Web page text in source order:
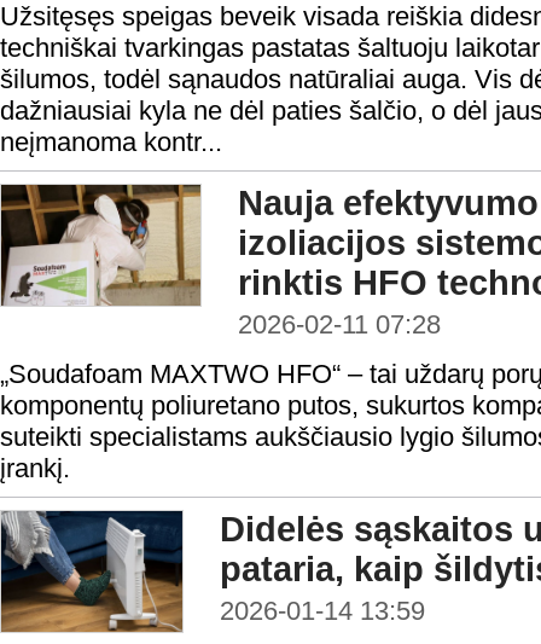
Užsitęsęs speigas beveik visada reiškia
techniškai tvarkingas pastatas šaltuoju
šilumos, todėl sąnaudos natūraliai auga. Vis
dažniausiai kyla ne dėl paties šalčio, o dėl
neįmanoma kontr...
Nauja
izoliacijos
rinktis HFO
2026-02-11 07:28
„Soudafoam MAXTWO HFO“ – tai uždarų
komponentų poliuretano putos, sukurtos
suteikti specialistams aukščiausio lygio
įrankį.
Didelės sąskaitos
pataria, kaip
2026-01-14 13:59